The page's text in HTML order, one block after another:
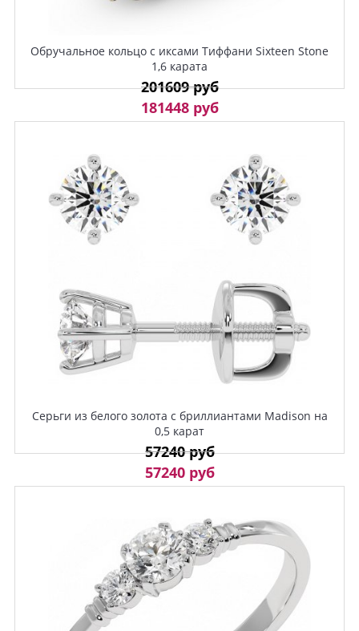
Обручальное кольцо с иксами Тиффани Sixteen Stone
1,6 карата
201609 руб
181448 руб
Серьги из белого золота с бриллиантами Madison на
0,5 карат
57240 руб
57240 руб